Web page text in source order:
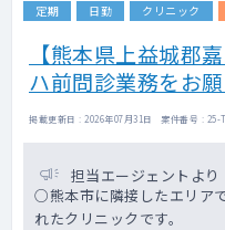
定期 日勤 クリニック
【熊本県上益城郡
ハ前問診業務をお願
掲載更新日 : 2026年07月31日 案件番号 : 25-
担当エージェントより
○熊本市に隣接したエリア
れたクリニックです。